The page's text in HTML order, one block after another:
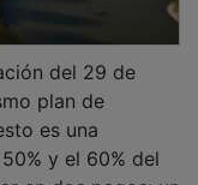
plan de
es una
y el 60% del
en dos pagos: un